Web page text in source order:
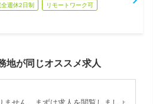
全週休2日制 リモートワーク可
地が同じオススメ求人